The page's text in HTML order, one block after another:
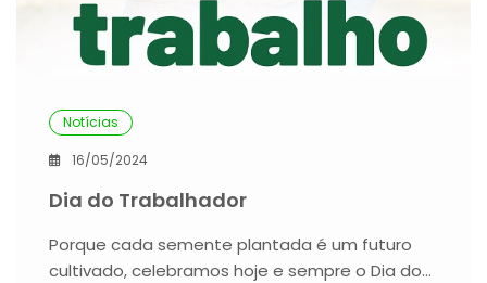
Notícias
16/05/2024
Dia do Trabalhador
Porque cada semente plantada é um futuro
cultivado, celebramos hoje e sempre o Dia do…